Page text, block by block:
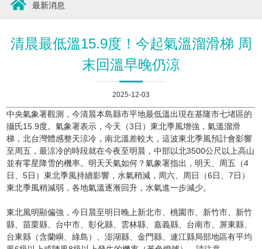
最新消息
清晨最低溫15.9度！今起氣溫溜滑梯 周
末回溫早晚仍涼
2025-12-03
中央氣象署觀測，今清晨本島縣市平地最低溫出現在基隆市七堵區的
攝氏15.9度。氣象署表示，今天（3日）東北季風增強，氣溫溜滑
梯，北台灣體感整天涼冷，南北溫差較大，這波東北季風預計會影響
至周五，最涼冷的時段就在今夜至明晨，中部以北3500公尺以上高山
並有零星降雪的機率。明天天氣如何？氣象署指出，明天、周五（4
日、5日）東北季風持續影響，水氣稍減，周六、周日（6日、7日）
東北季風稍減弱，各地氣溫逐漸回升，水氣進一步減少。
東北風明顯偏強，今日晨至明日晚上新北市、桃園市、新竹市、新竹
縣、苗栗縣、台中市、彰化縣、雲林縣、嘉義縣、台南市、屏東縣、
台東縣（含蘭嶼、綠島）、澎湖縣、金門縣、連江縣局部地區有平均